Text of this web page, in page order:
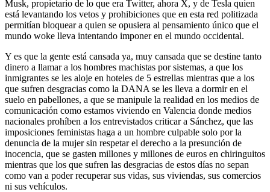
Musk, propietario de lo que era Twitter, ahora X, y de Tesla quien
está levantando los vetos y prohibiciones que en esta red politizada
permitían bloquear a quien se opusiera al pensamiento único que el
mundo woke lleva intentando imponer en el mundo occidental.
Y es que la gente está cansada ya, muy cansada que se destine tanto
dinero a llamar a los hombres machistas por sistemas, a que los
inmigrantes se les aloje en hoteles de 5 estrellas mientras que a los
que sufren desgracias como la DANA se les lleva a dormir en el
suelo en pabellones, a que se manipule la realidad en los medios de
comunicación como estamos viviendo en Valencia donde medios
nacionales prohíben a los entrevistados criticar a Sánchez, que las
imposiciones feministas haga a un hombre culpable solo por la
denuncia de la mujer sin respetar el derecho a la presunción de
inocencia, que se gasten millones y millones de euros en chiringuitos
mientras que los que sufren las desgracias de estos días no sepan
como van a poder recuperar sus vidas, sus viviendas, sus comercios
ni sus vehículos.